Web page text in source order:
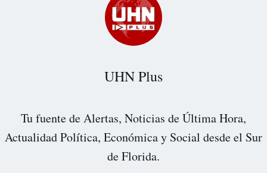
UHN Plus
Tu fuente de Alertas, Noticias de Última Hora,
Actualidad Política, Económica y Social desde el Sur
de Florida.